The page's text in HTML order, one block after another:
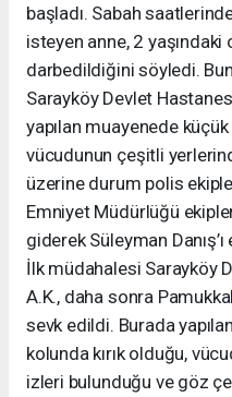
başladı. Sabah
isteyen anne, 2
darbedildiğini söyledi.
Sarayköy Devlet
yapılan muayenede
vücudunun çeşitli
üzerine durum polis
Emniyet Müdürlüğü
giderek Süleyman
İlk müdahalesi Sarayköy
A.K., daha sonra
sevk edildi. Burada
kolunda kırık olduğu,
izleri bulunduğu ve göz